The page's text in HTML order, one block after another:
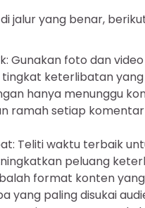
jalur yang benar,
Gunakan foto dan
keterlibatan
hanya menunggu
ramah setiap
Teliti waktu terbaik
peluang
format konten
yang paling disukai